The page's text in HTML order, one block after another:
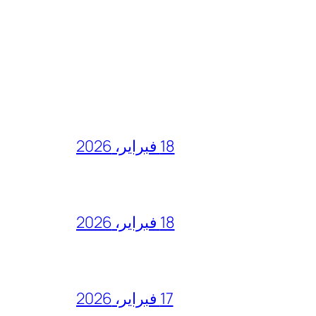
18 فبراير، 2026
18 فبراير، 2026
17 فبراير، 2026